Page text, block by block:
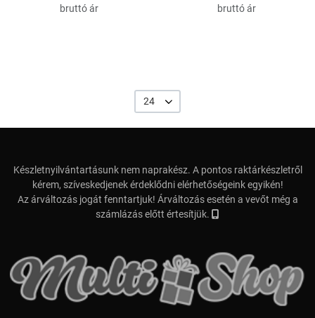
bruttó ár
bruttó ár
24
Készletnyilvántartásunk nem naprakész. A pontos raktárkészletről
kérem, szíveskedjenek érdeklődni elérhetőségeink egyikén!
Az árváltozás jogát fenntartjuk! Árváltozás esetén a vevőt még a
számlázás előtt értesítjük.